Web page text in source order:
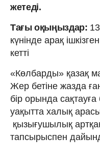
жетеді.
Тағы оқыңыздар:
күнінде арақ
кетті
«Көлбарды» қазақ
Жер бетіне жазда
бір орында
уақытта халық
қызығушылық
тапсырыспен